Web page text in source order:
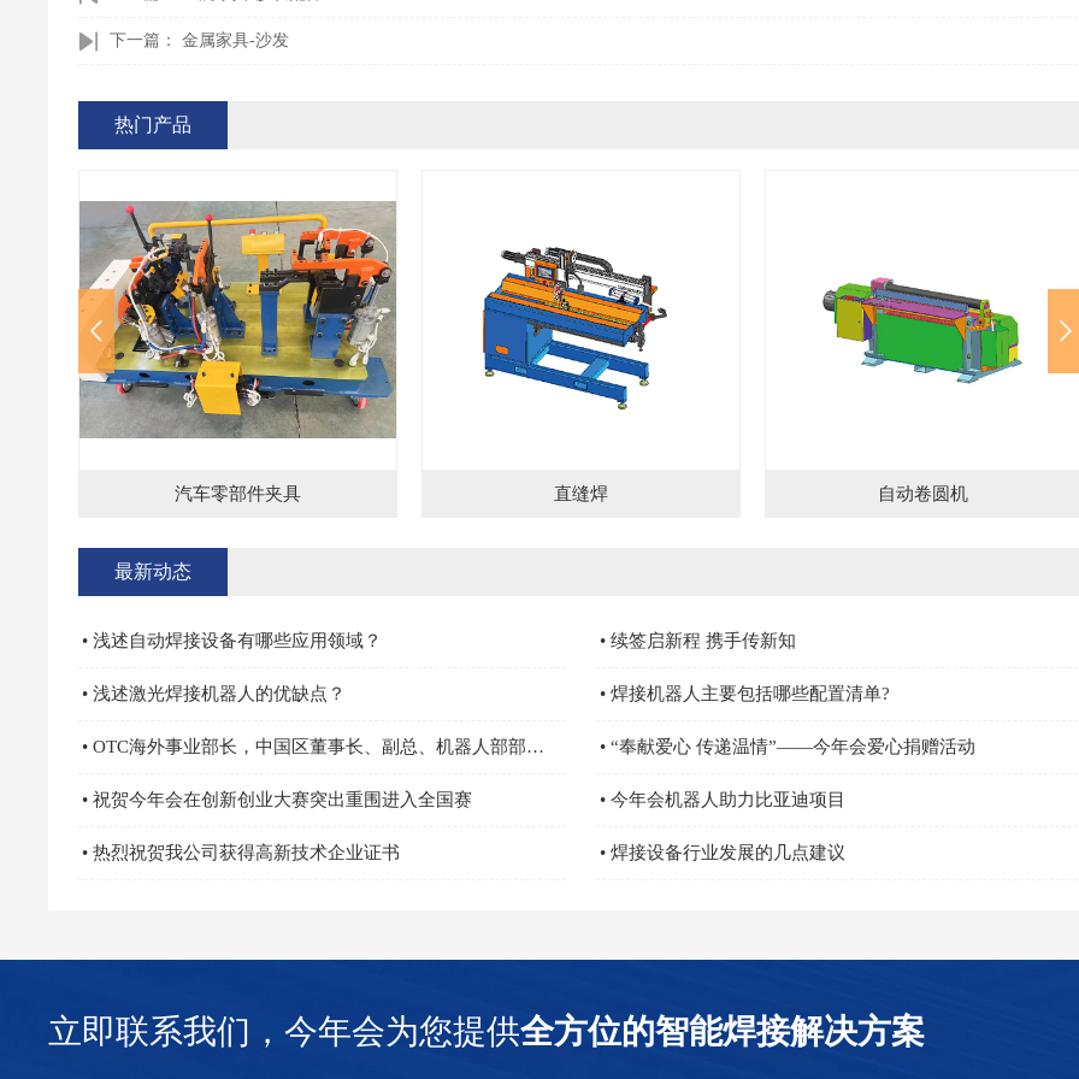
下一篇：金属家具-沙发
热门产品
直缝焊 自动卷圆机 转盘焊
最新动态
• 浅述自动焊接设备有哪些应用领域？ • 续签启新程 携手传新知
• 浅述激光焊接机器人的优缺点？ • 焊接机器人主要包括哪些配置清单?
• OTC海外事业部长，中国区董事长、副总、机器人部部长，营业担当亲自颁奖 • “奉献爱心 传递温情”——今年会爱心捐赠活动
• 祝贺今年会在创新创业大赛突出重围进入全国赛 • 今年会机器人助力比亚迪项目
• 热烈祝贺我公司获得高新技术企业证书 • 焊接设备行业发展的几点建议
立即联系我们，今年会为您提供全方位的智能焊接解决方案